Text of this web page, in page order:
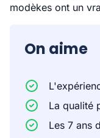
modèkes ont un
On aime
La qualité
Les 7 ans